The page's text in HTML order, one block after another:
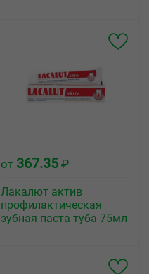
от 367.35 ₽
Лакалют актив
профилактическая
зубная паста туба 75мл